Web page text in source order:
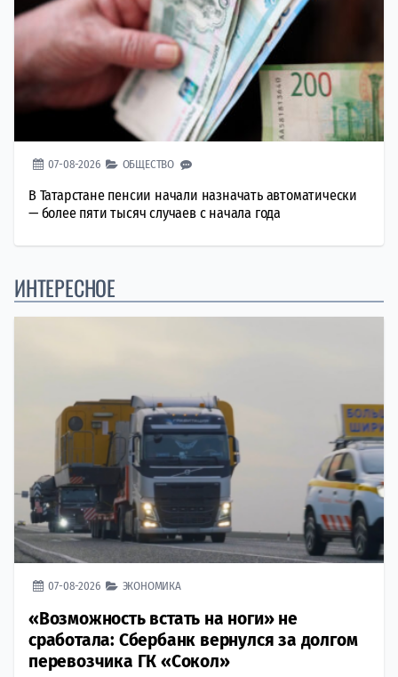
07-08-2026 ОБЩЕСТВО
В Татарстане пенсии начали назначать автоматически
— более пяти тысяч случаев с начала года
ИНТЕРЕСНОЕ
07-08-2026 ЭКОНОМИКА
«Возможность встать на ноги» не
сработала: Сбербанк вернулся за долгом
перевозчика ГК «Сокол»